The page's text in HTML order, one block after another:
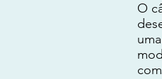
O